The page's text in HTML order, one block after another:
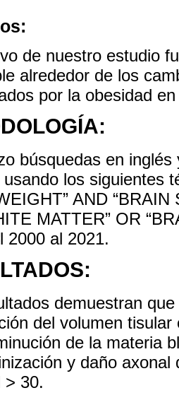
de nuestro estudio
alrededor de los
por la obesidad
búsquedas en
los siguientes
AND “BRAIN
MATTER” OR
2000 al 2021.
demuestran
del volumen
de la materia
y daño
> 30.